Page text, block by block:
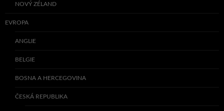
NOVÝ ZÉLAND
EVROPA
ANGLIE
BELGIE
BOSNA A HERCEGOVINA
ČESKÁ REPUBLIKA